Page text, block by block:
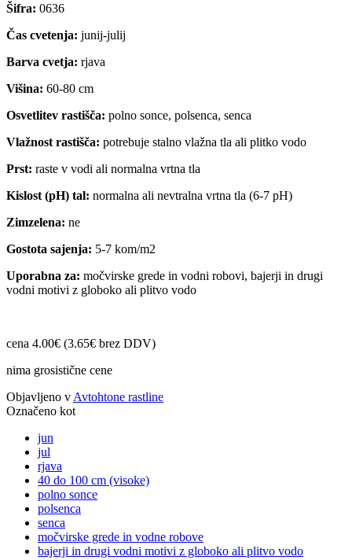
Šifra: 0636
Čas cvetenja: junij-julij
Barva cvetja: rjava
Višina: 60-80 cm
Osvetlitev rastišča: polno sonce, polsenca, senca
Vlažnost rastišča: potrebuje stalno vlažna tla ali plitko vodo
Prst: raste v vodi ali normalna vrtna tla
Kislost (pH) tal: normalna ali nevtralna vrtna tla (6-7 pH)
Zimzelena: ne
Gostota sajenja: 5-7 kom/m2
Uporabna za: močvirske grede in vodni robovi, bajerji in drugi
vodni motivi z globoko ali plitvo vodo
cena 4.00€ (3.65€ brez DDV)
nima grosistične cene
Objavljeno v Avtohtone rastline
Označeno kot
jun
jul
rjava
40 do 100 cm (visoke)
polno sonce
polsenca
senca
močvirske grede in vodne robove
bajerji in drugi vodni motivi z globoko ali plitvo vodo